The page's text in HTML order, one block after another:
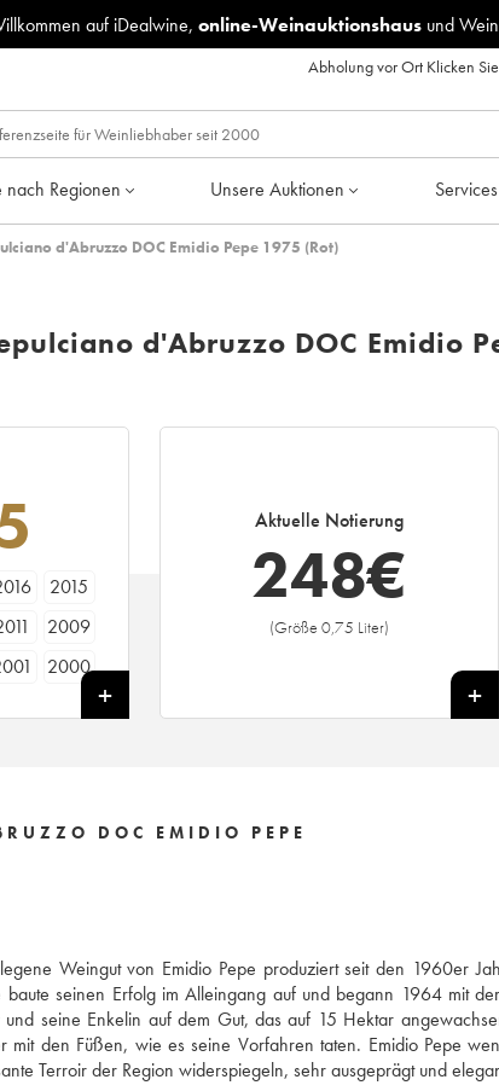
auf iDealwine, online-Weinauktionshausund
Abholung vor Ort Klicken
nach Regionen Unsere Auktionen
d'Abruzzo DOC Emidio Pepe 1975 (Rot)
d'Abruzzo DOC Emidio
2015
2009
2000
Aktuelle Notierung
248€
(Größe 0,75 Liter)
+
DOC EMIDIO PEPE
Weingut von Emidio Pepe produziert seit den 1960er
baute seinen Erfolg im Alleingang auf und begann 1964 mit
seine Enkelin auf dem Gut, das auf 15 Hektar
mit den Füßen, wie es seine Vorfahren taten. Emidio Pepe
Terroir der Region widerspiegeln, sehr ausgeprägt und